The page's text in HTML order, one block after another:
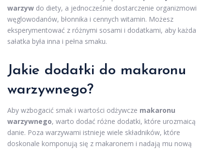
warzyw do diety, a jednocześnie dostarczenie organizmowi
węglowodanów, błonnika i cennych witamin. Możesz
eksperymentować z różnymi sosami i dodatkami, aby każda
sałatka była inna i pełna smaku.
Jakie dodatki do makaronu
warzywnego?
Aby wzbogacić smak i wartości odżywcze makaronu
warzywnego, warto dodać różne dodatki, które urozmaicą
danie. Poza warzywami istnieje wiele składników, które
doskonale komponują się z makaronem i nadają mu nową